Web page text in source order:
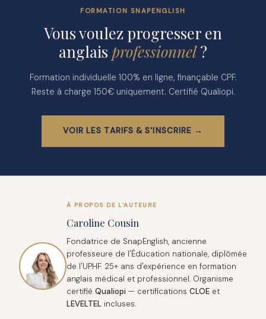
FORMATION SNAPENGLISH
Vous voulez progresser en
anglais professionnel?
Formation individuelle 100% en ligne, finançable CPF.
Reste à charge 150€ uniquement. Certifié Qualiopi.
VOIR LES TARIFS & S'INSCRIRE →
À PROPOS DE L'AUTEURE
Caroline Cousin
Fondatrice de SnapEnglish, ancienne
professeure de l'Éducation nationale, diplômée
de l'UPHF. 25+ ans d'expérience en formation
anglais médical et professionnel. Organisme
certifié Qualiopi — certifications CLOE et
LEVELTEL incluses.